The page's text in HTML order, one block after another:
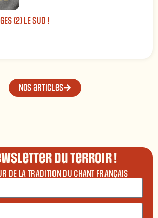
(2) LE SUD !
Nos articles
du terroir !
DE LA TRADITION DU CHANT FRANÇAIS